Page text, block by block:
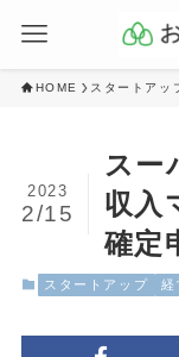
HOME スタートアッ
スー
収入
確定
2023
2/15
スタートアップ 経